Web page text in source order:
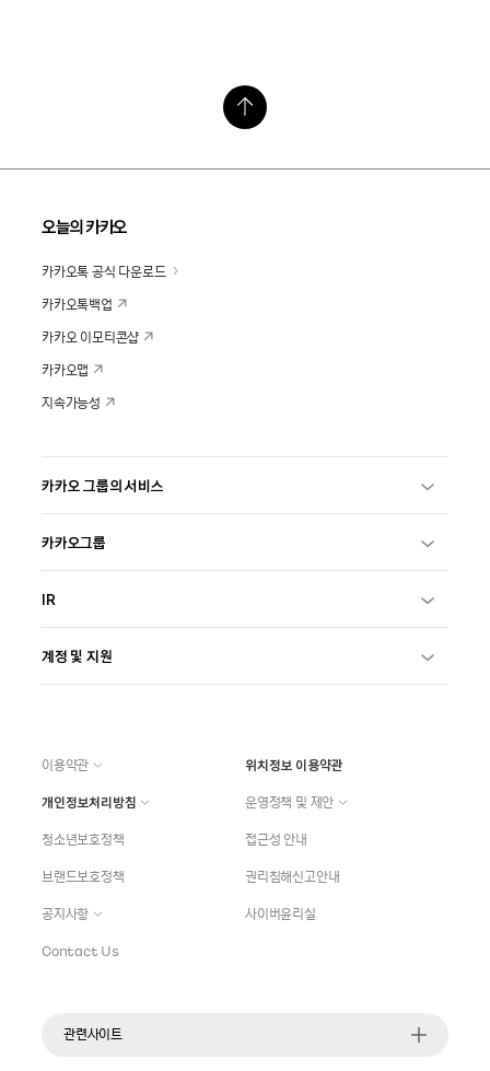
오늘의 카카오
카카오톡 공식 다운로드
카카오톡백업
카카오 이모티콘샵
카카오맵
지속가능성
카카오 그룹의 서비스
카카오그룹
IR
계정 및 지원
이용약관
위치정보 이용약관
개인정보처리방침
운영정책 및 제안
청소년보호정책
접근성 안내
브랜드보호정책
권리침해신고안내
공지사항
사이버윤리실
Contact Us
관련사이트